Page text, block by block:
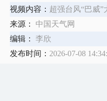
视频内容： 超强台风“巴威
来源：
中国天气网
编辑：
李欣
发布时间： 2026-07-08